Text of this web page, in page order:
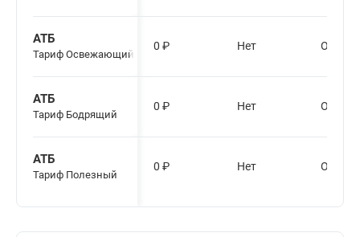
АТБ
Тариф Освежающий
0 ₽ Нет От 0
АТБ
Тариф Бодрящий
0 ₽ Нет От 0
АТБ
Тариф Полезный
0 ₽ Нет От 0